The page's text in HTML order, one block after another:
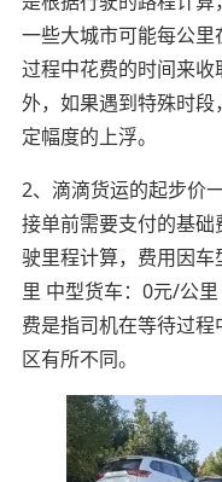
一些大城市可能每公
过程中花费的时间来
外，如果遇到特殊时
定幅度的上浮。
2、滴滴货运的起步价
接单前需要支付的基
驶里程计算，费用因
里 中型货车：0元/公
费是指司机在等待过
区有所不同。